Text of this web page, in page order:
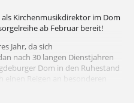
als Kirchenmusikdirektor im Dom
ab Februar bereit!
Jahr, da sich
nach 30 langen Dienstjahren
Dom in den Ruhestand
einen Reigen an besonderen